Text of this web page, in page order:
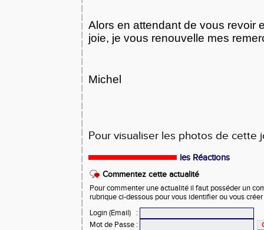
Alors en attendant de vous revoir
joie, je vous renouvelle mes
Michel
Pour visualiser les photos de cette
les Réactions
Commentez cette actualité
Pour commenter une actualité il faut posséder un
rubrique ci-dessous pour vous identifier ou vous
Login (Email)
:
Mot de Passe :